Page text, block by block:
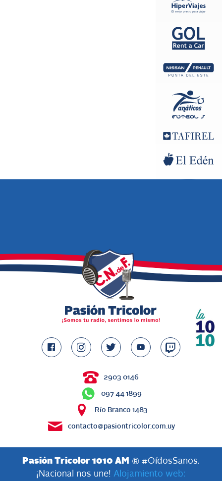
2903 0146
097 44 1899
Río Branco 1483
contacto@pasiontricolor.com.uy
Pasión Tricolor 1010 AM
® #OídosSanos.
¡Nacional nos une! Alojamiento web: